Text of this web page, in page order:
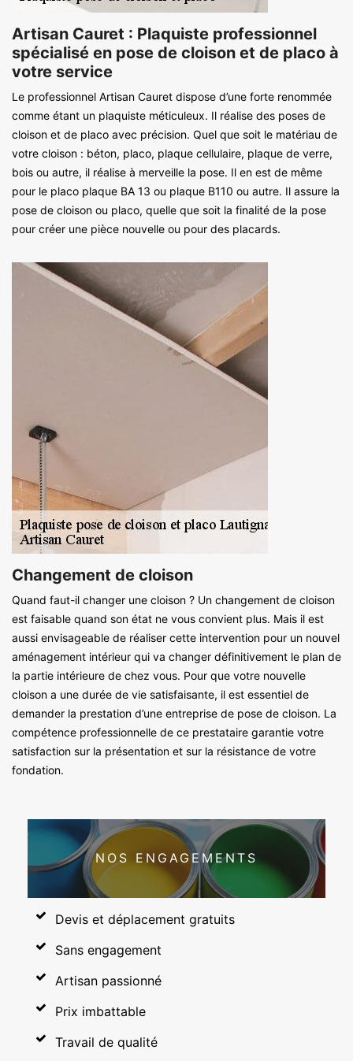
Artisan Cauret : Plaquiste professionnel
spécialisé en pose de cloison et de placo à
votre service
Le professionnel Artisan Cauret dispose d’une forte renommée
comme étant un plaquiste méticuleux. Il réalise des poses de
cloison et de placo avec précision. Quel que soit le matériau de
votre cloison : béton, placo, plaque cellulaire, plaque de verre,
bois ou autre, il réalise à merveille la pose. Il en est de même
pour le placo plaque BA 13 ou plaque B110 ou autre. Il assure la
pose de cloison ou placo, quelle que soit la finalité de la pose
pour créer une pièce nouvelle ou pour des placards.
Changement de cloison
Quand faut-il changer une cloison ? Un changement de cloison
est faisable quand son état ne vous convient plus. Mais il est
aussi envisageable de réaliser cette intervention pour un nouvel
aménagement intérieur qui va changer définitivement le plan de
la partie intérieure de chez vous. Pour que votre nouvelle
cloison a une durée de vie satisfaisante, il est essentiel de
demander la prestation d’une entreprise de pose de cloison. La
compétence professionnelle de ce prestataire garantie votre
satisfaction sur la présentation et sur la résistance de votre
fondation.
NOS ENGAGEMENTS
Devis et déplacement gratuits
Sans engagement
Artisan passionné
Prix imbattable
Travail de qualité